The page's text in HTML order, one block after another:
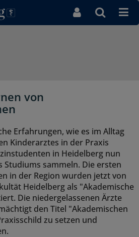
von
Erfahrungen, wie es im Alltag
Kinderarztes in der Praxis
in Heidelberg nun
sammeln. Die ersten
in der Region wurden jetzt von
Heidelberg als "Akademische
Die niedergelassenen Ärzte
den Titel "Akademischen
zu setzen und